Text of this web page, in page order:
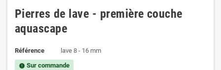
Pierres de lave - première couche
aquascape
Référence lave 8 - 16 mm
new_releases Sur commande